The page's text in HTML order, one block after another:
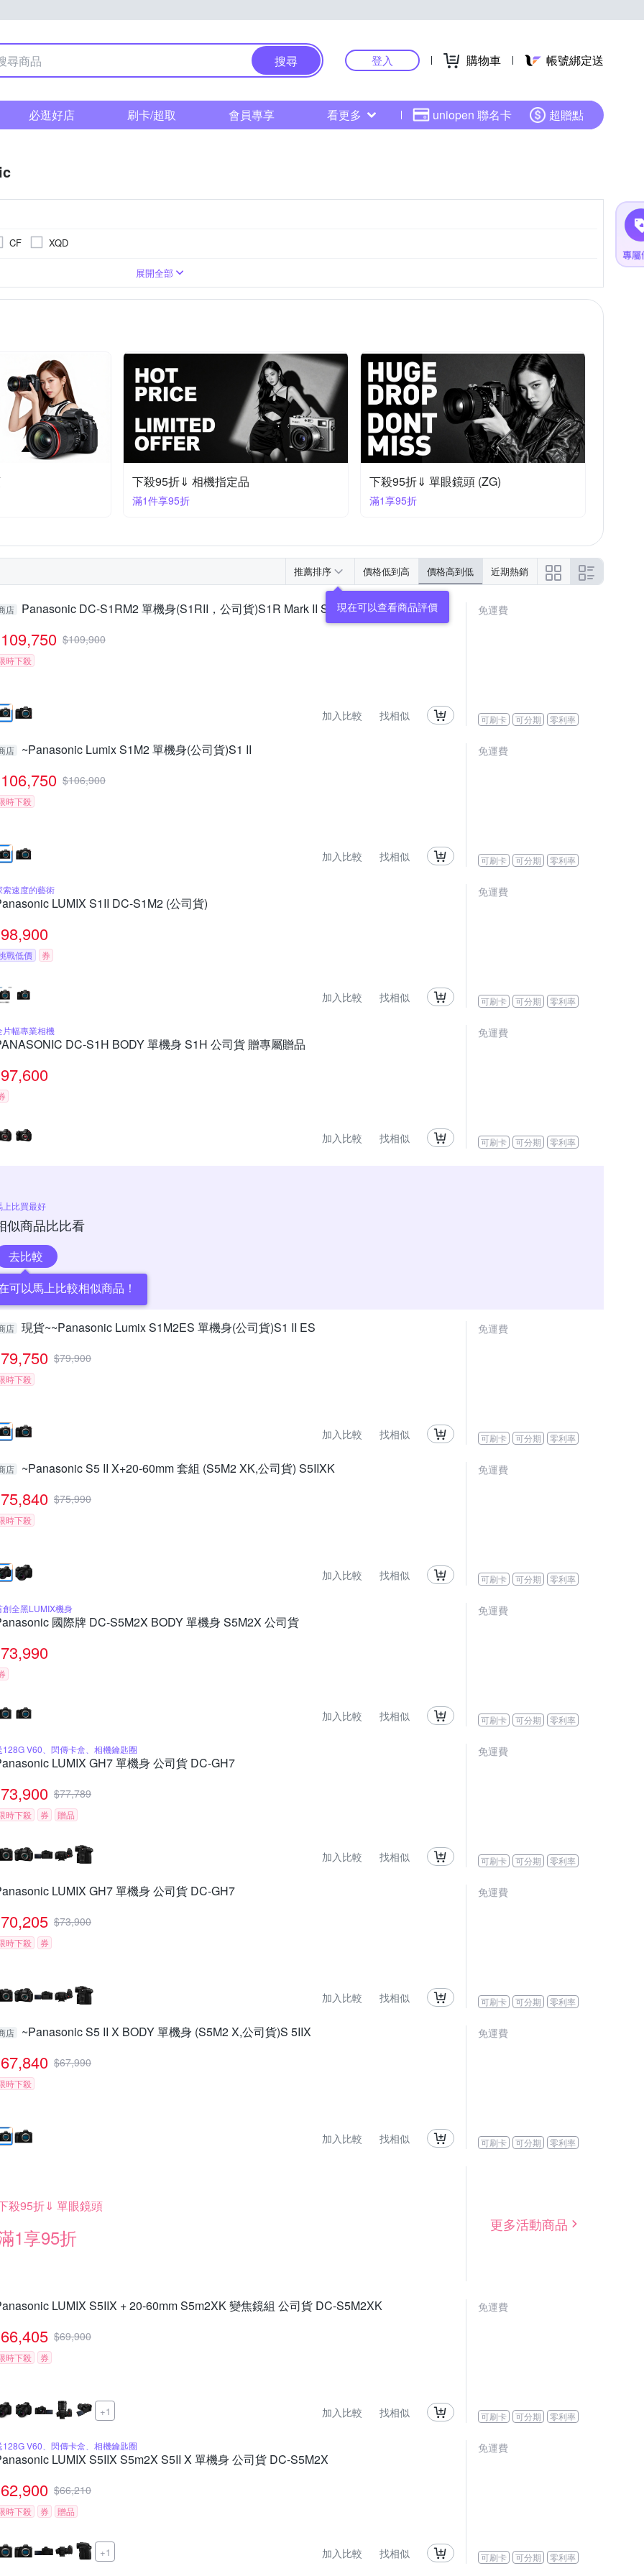
搜尋 登入 購物車 帳號綁定送
必逛好店 刷卡/超取 會員專享 看更多 uniopen 聯名卡 超贈點
CF
XQD
BSI CMOS(高感光背照式)
1601萬~2000萬像素 3001萬~5000萬像素
展開全部
下殺95折⇓ 相機指定品
滿1件享95折
下殺95折⇓ 單眼鏡頭 (ZG)
滿1享95折
推薦排序 價格低到高 價格高到低 近期熱銷
店 Panasonic DC-S1RM2 單機身(S1RII，公司貨)S1R Mark II S1R2
109,750 $109,900
時下殺
加入比較 找相似
免運費
可刷卡 可分期 零利率
店 ~Panasonic Lumix S1M2 單機身(公司貨)S1 II
106,750 $106,900
時下殺
加入比較 找相似
免運費
可刷卡 可分期 零利率
索速度的藝術
LUMIX S1II DC-S1M2 (公司貨)
98,900
戰低價 券
加入比較 找相似
免運費
可刷卡 可分期 零利率
片幅專業相機
DC-S1H BODY 單機身 S1H 公司貨 贈專屬贈品
97,600
加入比較 找相似
免運費
可刷卡 可分期 零利率
上比買最好
似商品比比看
去比較
可以馬上比較相似商品！
店 現貨~~Panasonic Lumix S1M2ES 單機身(公司貨)S1 II ES
79,750 $79,900
時下殺
加入比較 找相似
免運費
可刷卡 可分期 零利率
店 ~Panasonic S5 II X+20-60mm 套組 (S5M2 XK,公司貨) S5IIXK
75,840 $75,990
時下殺
加入比較 找相似
免運費
可刷卡 可分期 零利率
創全黑LUMIX機身
國際牌 DC-S5M2X BODY 單機身 S5M2X 公司貨
73,990
加入比較 找相似
免運費
可刷卡 可分期 零利率
128G V60、閃傳卡盒、相機鑰匙圈
LUMIX GH7 單機身 公司貨 DC-GH7
73,900 $77,789
時下殺 券 贈品
加入比較 找相似
免運費
可刷卡 可分期 零利率
LUMIX GH7 單機身 公司貨 DC-GH7
70,205 $73,900
時下殺 券
加入比較 找相似
免運費
可刷卡 可分期 零利率
店 ~Panasonic S5 II X BODY 單機身 (S5M2 X,公司貨)S 5IIX
67,840 $67,990
時下殺
加入比較 找相似
免運費
可刷卡 可分期 零利率
殺95折⇓ 單眼鏡頭
1享95折
更多活動商品
LUMIX S5IIX + 20-60mm S5m2XK 變焦鏡組 公司貨 DC-S5M2XK
66,405 $69,900
時下殺 券
+1 加入比較 找相似
免運費
可刷卡 可分期 零利率
128G V60、閃傳卡盒、相機鑰匙圈
LUMIX S5IIX S5m2X S5II X 單機身 公司貨 DC-S5M2X
62,900 $66,210
時下殺 券 贈品
+1 加入比較 找相似
免運費
可刷卡 可分期 零利率